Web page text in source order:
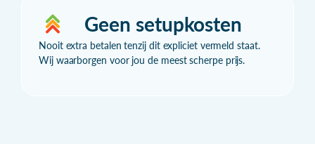
Geen setupkosten
Nooit extra betalen tenzij dit expliciet vermeld staat.
Wij waarborgen voor jou de meest scherpe prijs.